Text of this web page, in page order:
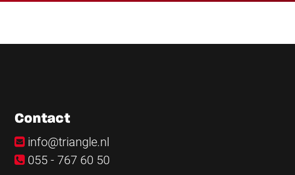
Contact
info@triangle.nl
055 - 767 60 50